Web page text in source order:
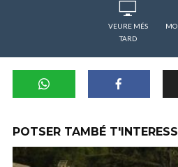
VEURE MÉS
TARD
POTSER TAMBÉ